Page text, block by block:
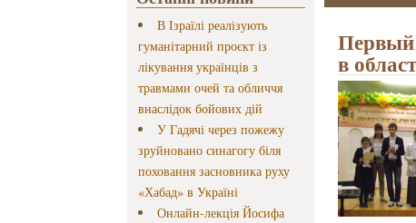
В Ізраїлі реалізують
гуманітарний проєкт із
лікування українців з
травмами очей та обличчя
внаслідок бойових дій
У Гадячі через пожежу
зруйновано синагогу біля
поховання засновника руху
«Хабад» в Україні
Онлайн-лекція Йосифа
Первый
в